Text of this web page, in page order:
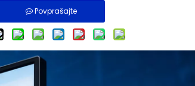
Povprašajte